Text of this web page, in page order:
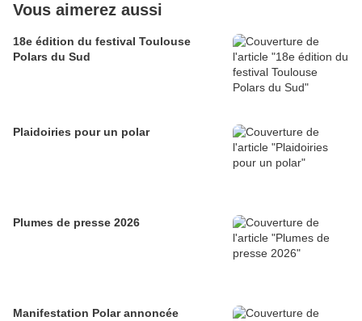
Vous aimerez aussi
18e édition du festival Toulouse
Polars du Sud
Plaidoiries pour un polar
Plumes de presse 2026
Manifestation Polar annoncée